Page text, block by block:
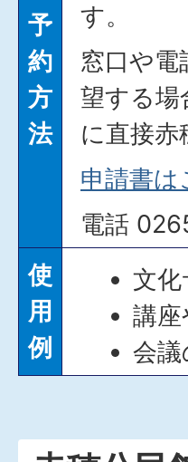
予
約
方
法
す。
窓口や
望する場
に直接
申請書は
電話
使
用
例
文
講
会